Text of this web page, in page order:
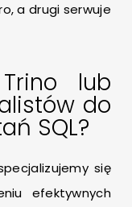
a drugi serwuje
lub
do
SQL?
się
efektywnych